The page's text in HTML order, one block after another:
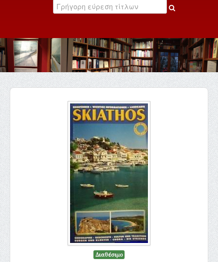
Κατάλογος
Εκδηλώσεις
Επικοινωνία
Διαθέσιμο